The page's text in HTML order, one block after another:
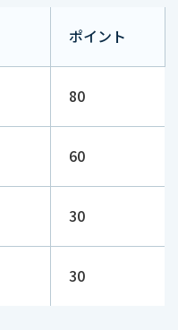
ポイント
80
60
30
30